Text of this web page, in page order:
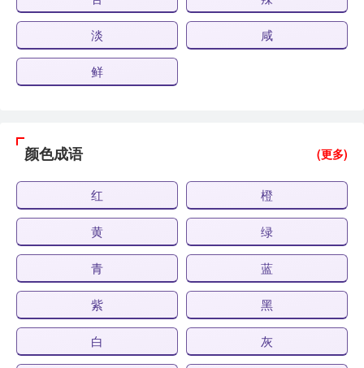
淡 咸
鲜
颜色成语 (更多)
红 橙
黄 绿
青 蓝
紫 黑
白 灰